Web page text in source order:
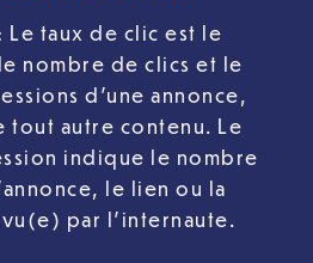
Le taux de clic est le
nombre de clics et le
d’une annonce,
tout autre contenu. Le
indique le nombre
le lien ou la
par l’internaute.